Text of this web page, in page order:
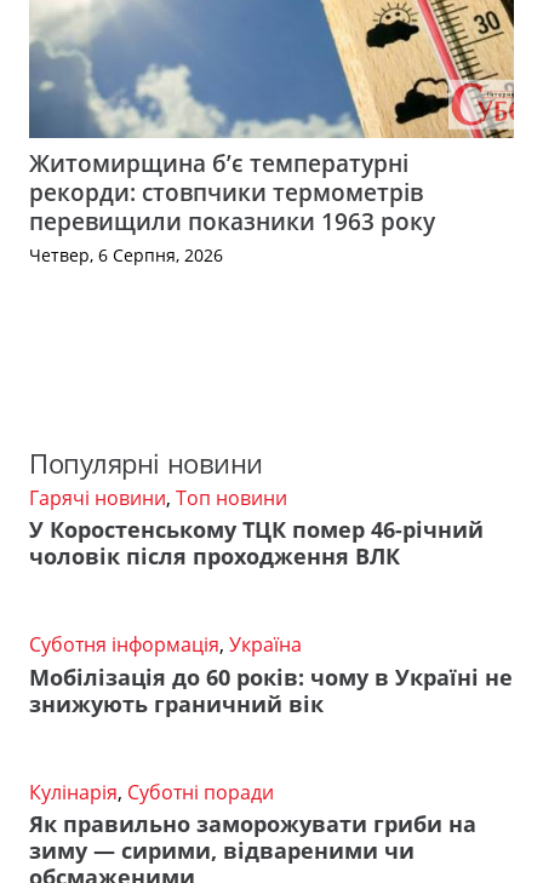
Житомирщина б’є температурні
рекорди: стовпчики термометрів
перевищили показники 1963 року
Четвер, 6 Серпня, 2026
Популярні новини
Гарячі новини, Топ новини
У Коростенському ТЦК помер 46-річний
чоловік після проходження ВЛК
Суботня інформація, Україна
Мобілізація до 60 років: чому в Україні не
знижують граничний вік
Кулінарія, Суботні поради
Як правильно заморожувати гриби на
зиму — сирими, відвареними чи